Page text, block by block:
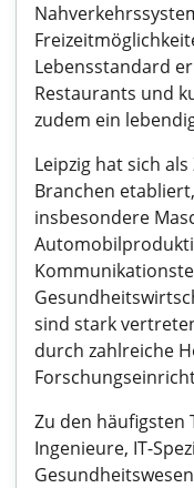
Lebensstandard
Restaurants und
zudem ein
Leipzig hat sich
Branchen
insbesondere
sind stark
durch zahlreiche
Zu den häufigsten
Ingenieure, IT-